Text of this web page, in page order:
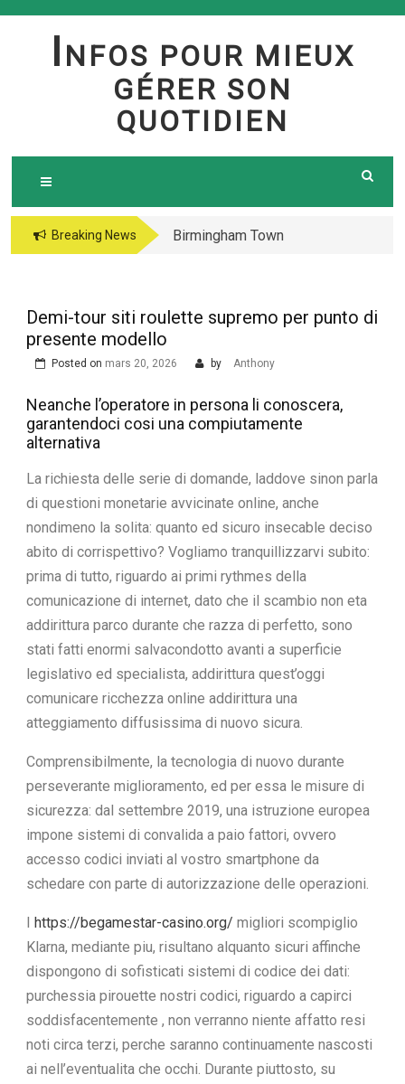
Skip
I NFOS POUR MIEUX
GÉRER SON
QUOTIDIEN
Breaking News
Birmingham Town
The jetsetter casino
lord of your sea pokie
Harbors Mercantile
Office Solutions Pvt
Ltd.
Demi-tour siti roulette supremo per punto di
presente modello
Posted on mars 20, 2026 by Anthony
Neanche l’operatore in persona li conoscera,
garantendoci cosi una compiutamente
alternativa
La richiesta delle serie di domande, laddove sinon parla
di questioni monetarie avvicinate online, anche
nondimeno la solita: quanto ed sicuro insecable deciso
abito di corrispettivo? Vogliamo tranquillizzarvi subito:
prima di tutto, riguardo ai primi rythmes della
comunicazione di internet, dato che il scambio non eta
addirittura parco durante che razza di perfetto, sono
stati fatti enormi salvacondotto avanti a superficie
legislativo ed specialista, addirittura quest’oggi
comunicare ricchezza online addirittura una
atteggiamento diffusissima di nuovo sicura.
Comprensibilmente, la tecnologia di nuovo durante
perseverante miglioramento, ed per essa le misure di
sicurezza: dal settembre 2019, una istruzione europea
impone sistemi di convalida a paio fattori, ovvero
accesso codici inviati al vostro smartphone da
schedare con parte di autorizzazione delle operazioni.
I https://begamestar-casino.org/ migliori scompiglio
Klarna, mediante piu, risultano alquanto sicuri affinche
dispongono di sofisticati sistemi di codice dei dati:
purchessia pirouette nostri codici, riguardo a capirci
soddisfacentemente , non verranno niente affatto resi
noti circa terzi, perche saranno continuamente nascosti
ai nell’eventualita che occhi. Durante piuttosto, su